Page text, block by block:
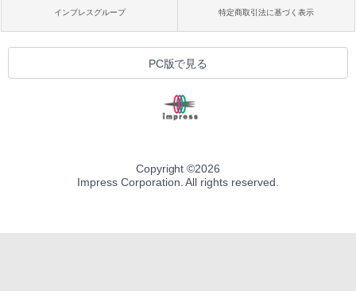
インプレスグループ 特定商取引法に基づく表示
PC版で見る
Copyright ©2026
Impress Corporation. All rights reserved.